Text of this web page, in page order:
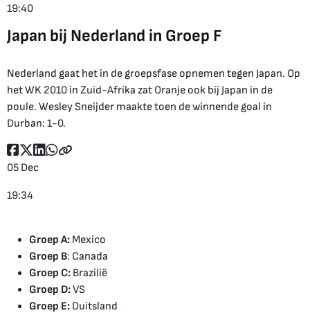
19:40
Japan bij Nederland in Groep F
Nederland gaat het in de groepsfase opnemen tegen Japan. Op
het WK 2010 in Zuid-Afrika zat Oranje ook bij Japan in de
poule. Wesley Sneijder maakte toen de winnende goal in
Durban: 1-0.
05 Dec
19:34
Groep A: Mexico
Groep B: Canada
Groep C: Brazilië
Groep D:VS
Groep E: Duitsland